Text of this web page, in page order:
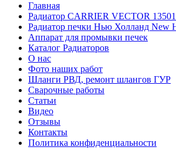
Главная
Радиатор CARRIER VECTOR
Радиатор печки Нью Холланд New
Аппарат для промывки печек
Каталог Радиаторов
О нас
Фото наших работ
Шланги РВД, ремонт шлангов ГУР
Сварочные работы
Статьи
Видео
Отзывы
Контакты
Политика конфиденциальности